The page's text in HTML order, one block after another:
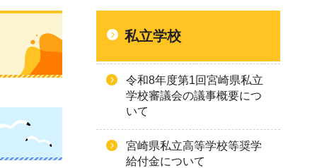
私立学校
令和8年度第1回宮崎県私立
学校審議会の議事概要につ
いて
宮崎県私立高等学校等奨学
給付金について